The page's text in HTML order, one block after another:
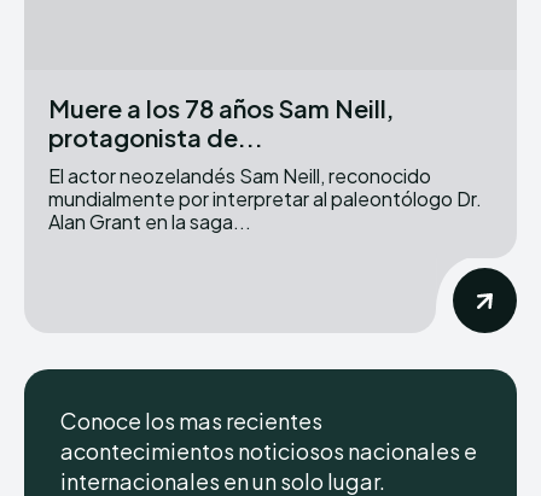
Muere a los 78 años Sam Neill,
protagonista de...
El actor neozelandés Sam Neill, reconocido
mundialmente por interpretar al paleontólogo Dr.
Alan Grant en la saga...
Conoce los mas recientes
acontecimientos noticiosos nacionales e
internacionales en un solo lugar.